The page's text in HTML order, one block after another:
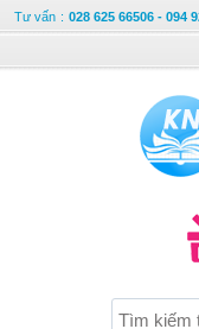
Tư vấn : 028 625 66506 - 094